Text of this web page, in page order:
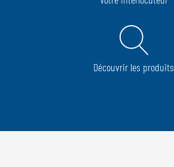
Découvrir les produits